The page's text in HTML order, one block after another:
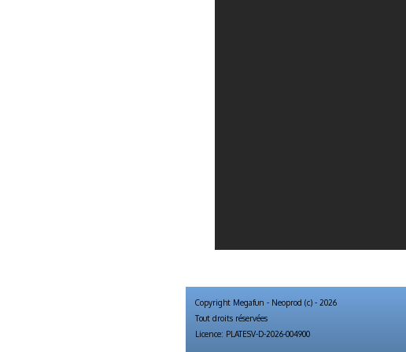
Copyright Megafun - Neoprod (c) - 2026
Tout droits réservées
Licence: PLATESV-D-2026-004900